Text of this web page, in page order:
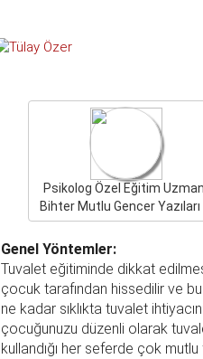
Psikolog Özel Eğitim
Bihter Mutlu Gencer Yazıları
Genel Yöntemler:
Tuvalet eğitiminde dikkat
çocuk tarafından hissedilir ve
ne kadar sıklıkta tuvalet
çocuğunuzu düzenli olarak
kullandığı her seferde çok